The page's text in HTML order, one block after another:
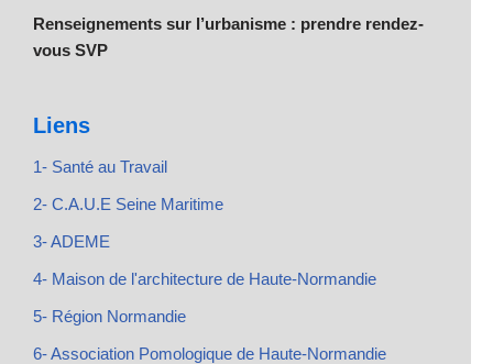
Renseignements sur l’urbanisme : prendre rendez-
vous SVP
Liens
1- Santé au Travail
2- C.A.U.E Seine Maritime
3- ADEME
4- Maison de l'architecture de Haute-Normandie
5- Région Normandie
6- Association Pomologique de Haute-Normandie